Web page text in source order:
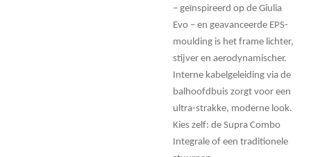
– geïnspireerd op de Giulia
Evo – en geavanceerde EPS-
moulding is het frame lichter,
stijver en aerodynamischer.
Interne kabelgeleiding via de
balhoofdbuis zorgt voor een
ultra-strakke, moderne look.
Kies zelf: de Supra Combo
Integrale of een traditionele